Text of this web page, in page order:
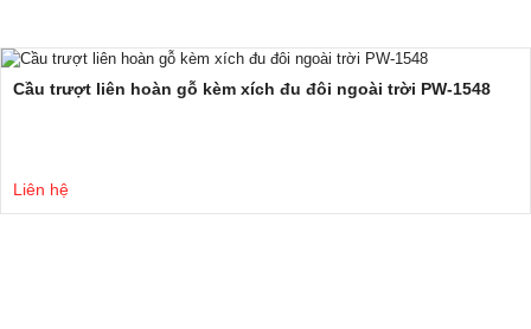
Cầu trượt liên hoàn gỗ kèm xích đu đôi ngoài trời PW-1548
Liên hệ